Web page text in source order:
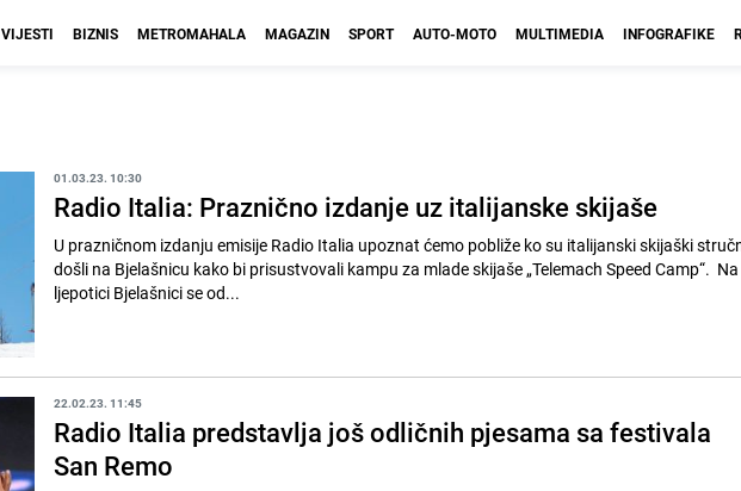
VIJESTI BIZNIS METROMAHALA MAGAZIN SPORT AUTO-MOTO MULTIMEDIA INFOGRAFIKE
01.03.23. 10:30
Radio Italia: Praznično izdanje uz italijanske skijaše
U prazničnom izdanju emisije Radio Italia upoznat ćemo pobliže ko su italijanski skijaški
došli na Bjelašnicu kako bi prisustvovali kampu za mlade skijaše „Telemach Speed Camp“.
ljepotici Bjelašnici se od...
22.02.23. 11:45
Radio Italia predstavlja još odličnih pjesama sa festivala
San Remo